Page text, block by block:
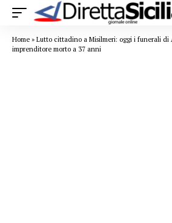
Home » Lutto cittadino a Misilmeri: oggi i funerali di
imprenditore morto a 37 anni